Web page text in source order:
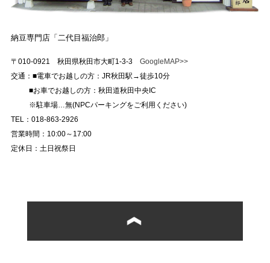
納豆専門店「二代目福治郎」
〒010-0921 秋田県秋田市大町1-3-3 GoogleMAP>>
交通：■電車でお越しの方：JR秋田駅→徒歩10分
■お車でお越しの方：秋田道秋田中央IC
※駐車場…無(NPCパーキングをご利用ください)
TEL：018-863-2926
営業時間：10:00～17:00
定休日：土日祝祭日